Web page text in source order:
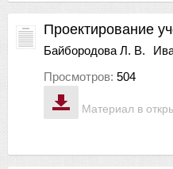
Материал в
Проектирование
Байбородова Л. В.
Просмотров: 504